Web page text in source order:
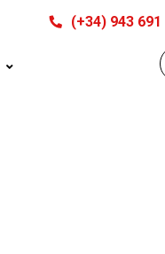
(+34) 943